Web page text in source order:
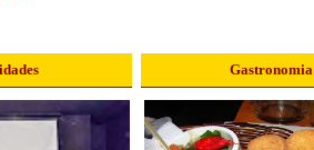
Gastronomia